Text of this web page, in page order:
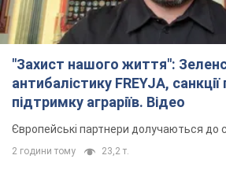
"Захист нашого життя":
антибалістику FREYJA, санкції
підтримку аграріїв. Відео
Європейські партнери долучаються до
2 години тому 23,2 т.